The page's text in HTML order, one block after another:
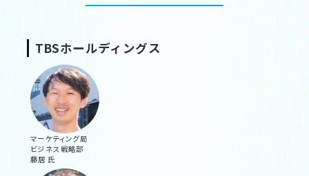
TBSホールディングス
マーケティング局
ビジネス戦略部
藤居 氏